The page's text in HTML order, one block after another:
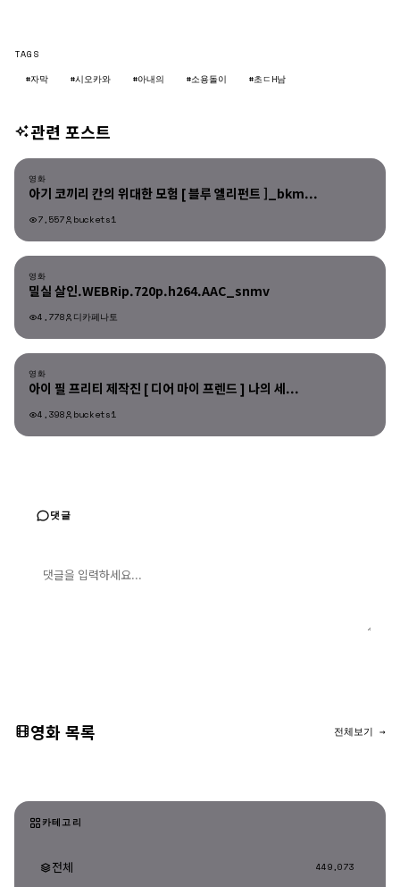
TAGS
#자막
#시오카와 #아내의 #소용돌이 #초ㄷH남
관련 포스트
영화
영화
아기 코끼리 칸의 위대한 모험 [ 블루 엘리펀트 ]_bkm...
7,557 buckets1
영화
영화
밀실 살인.WEBRip.720p.h264.AAC_snmv
4,778 디카페나토
영화
영화
아이 필 프리티 제작진 [ 디어 마이 프렌드 ] 나의 세...
4,398 buckets1
댓글
영화 목록 전체보기 →
카테고리
전체 449,073